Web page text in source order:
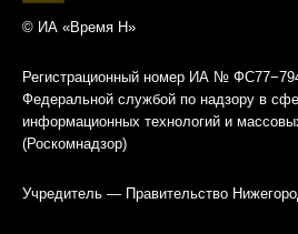
© ИА «Время Н»
Регистрационный номер ИА №
Федеральной службой по надзору в
информационных технологий и
(Роскомнадзор)
Учредитель — Правительство